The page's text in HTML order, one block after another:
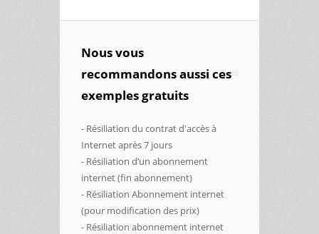
Nous vous
recommandons aussi ces
exemples gratuits
- Résiliation du contrat d'accès à
Internet après 7 jours
- Résiliation d’un abonnement
internet (fin abonnement)
- Résiliation Abonnement internet
(pour modification des prix)
- Résiliation abonnement internet